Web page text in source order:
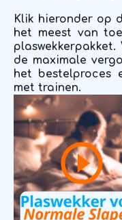
Klik hieronder op
het meest van
de maximale
het bestelproces
met trainen.